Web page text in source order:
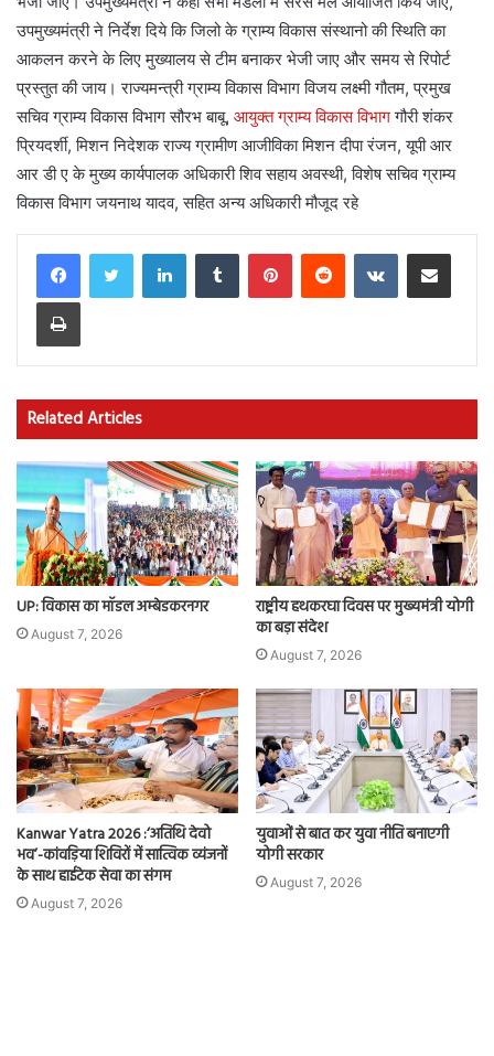
उपमुख्यमंत्री ने निर्देश दिये कि जिलो के ग्राम्य विकास संस्थानो की स्थिति का
आकलन करने के लिए मुख्यालय से टीम बनाकर भेजी जाए और समय से रिपोर्ट
प्रस्तुत की जाय। राज्यमन्त्री ग्राम्य विकास विभाग विजय लक्ष्मी गौतम, प्रमुख
सचिव ग्राम्य विकास विभाग सौरभ बाबू, आयुक्त ग्राम्य विकास विभागगौरी शंकर
प्रियदर्शी, मिशन निदेशक राज्य ग्रामीण आजीविका मिशन दीपा रंजन, यूपी आर
आर डी ए के मुख्य कार्यपालक अधिकारी शिव सहाय अवस्थी, विशेष सचिव ग्राम्य
विकास विभाग जयनाथ यादव, सहित अन्य अधिकारी मौजूद रहे
LinkedInTumblr PinterestReddit VKontakteShare via Email
Print
Related Articles
UP: विकास का मॉडल अम्बेडकरनगर
August 7, 2026
राष्ट्रीय हथकरघा दिवस पर मुख्यमंत्री योगी
का बड़ा संदेश
August 7, 2026
Kanwar Yatra 2026 :‘अतिथि देवो
भव’-कांवड़िया शिविरों में सात्विक व्यंजनों
के साथ हाईटेक सेवा का संगम
August 7, 2026
युवाओं से बात कर युवा नीति बनाएगी
योगी सरकार
August 7, 2026